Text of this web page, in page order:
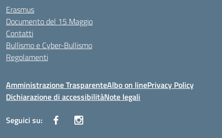
Erasmus
Documento del 15 Maggio
Contatti
Bullismo e Cyber-Bullismo
Regolamenti
Amministrazione TrasparenteAlbo on linePrivacy Policy
Dichiarazione di accessibilitàNote legali
Seguici su: